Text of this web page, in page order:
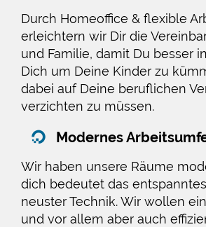
Durch Homeoffice & flexible
erleichtern wir Dir die
und Familie, damit Du besser
Dich um Deine Kinder zu
dabei auf Deine beruflichen
verzichten zu müssen.
Modernes
Wir haben unsere Räume
dich bedeutet das
neuster Technik. Wir wollen
und vor allem aber auch